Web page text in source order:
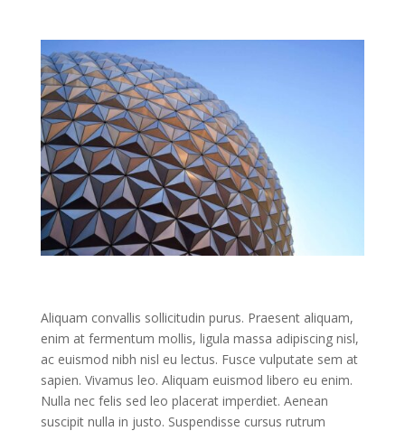
Aliquam convallis sollicitudin purus. Praesent aliquam,
enim at fermentum mollis, ligula massa adipiscing nisl,
ac euismod nibh nisl eu lectus. Fusce vulputate sem at
sapien. Vivamus leo. Aliquam euismod libero eu enim.
Nulla nec felis sed leo placerat imperdiet. Aenean
suscipit nulla in justo. Suspendisse cursus rutrum